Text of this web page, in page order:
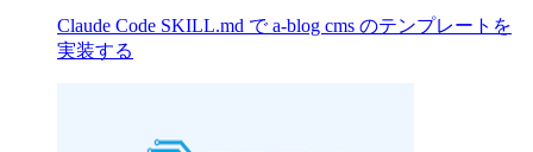
Claude Code SKILL.md で a-blog cms のテンプレートを
実装する